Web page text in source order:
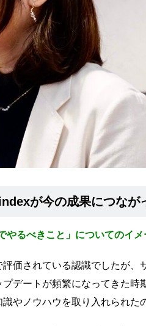
が今の成果につなが
るべきこと」についてのイメ
価されている認識でしたが
デートが頻繁になってきた時
やノウハウを取り入れられた